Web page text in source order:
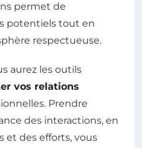
permet de
potentiels tout en
respectueuse.
aurez les outils
vos relations
Prendre
des interactions, en
et des efforts, vous